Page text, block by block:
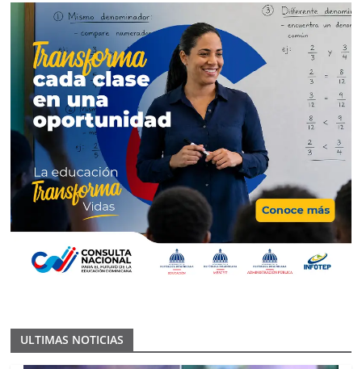
ULTIMAS NOTICIAS